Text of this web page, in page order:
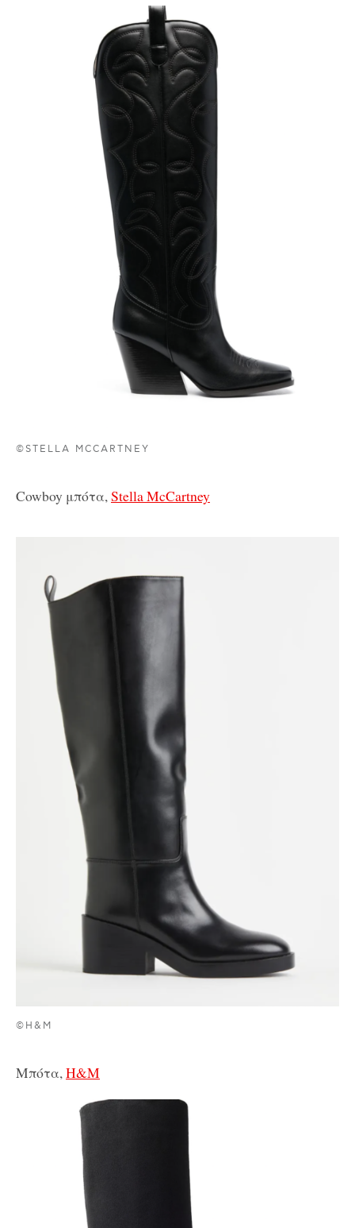
©STELLA MCCARTNEY
Cowboy μπότα,Stella McCartney
©H&M
Μπότα,H&M